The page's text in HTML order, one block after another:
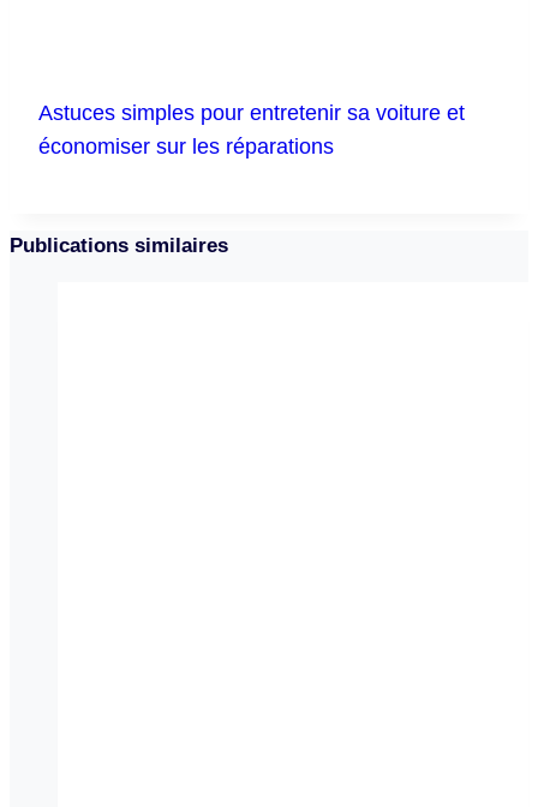
Astuces simples pour entretenir sa voiture et
économiser sur les réparations
Publications similaires